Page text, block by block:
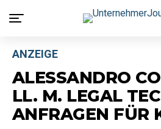
ANZEIGE
ALESSANDRO
LL. M. LEGAL
ANFRAGEN FÜR